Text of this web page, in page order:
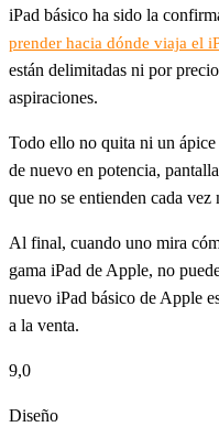
iPad básico ha sido la
prender hacia dónde viaja el
están delimitadas ni por
aspiraciones.
Todo ello no quita ni un
de nuevo en potencia,
que no se entienden cada vez
Al final, cuando uno mira
gama iPad de Apple, no
nuevo iPad básico de Apple
a la venta.
9,0
Diseño